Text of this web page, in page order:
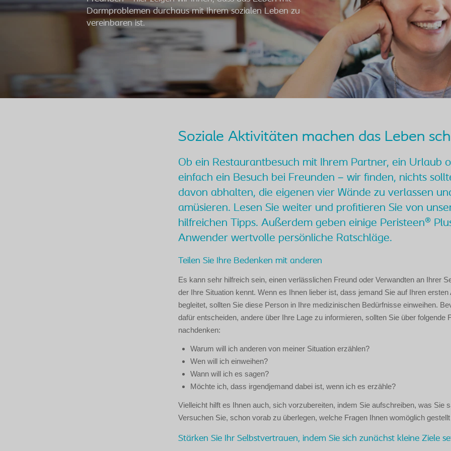
Darmproblemen durchaus mit Ihrem sozialen Leben zu
vereinbaren ist.
Soziale Aktivitäten machen das Leben
Ob ein Restaurantbesuch mit Ihrem Partner, ein Urlaub
einfach ein Besuch bei Freunden – wir finden, nichts
davon abhalten, die eigenen vier Wände zu verlassen
amüsieren. Lesen Sie weiter und profitieren Sie von
hilfreichen Tipps. Außerdem geben einige Peristeen®
Anwender wertvolle persönliche Ratschläge.
Teilen Sie Ihre Bedenken mit anderen
Es kann sehr hilfreich sein, einen verlässlichen Freund oder Verwandten an Ihrer
der Ihre Situation kennt. Wenn es Ihnen lieber ist, dass jemand Sie auf Ihren ersten
begleitet, sollten Sie diese Person in Ihre medizinischen Bedürfnisse einweihen.
dafür entscheiden, andere über Ihre Lage zu informieren, sollten Sie über folgende
nachdenken:
Warum will ich anderen von meiner Situation erzählen?
Wen will ich einweihen?
Wann will ich es sagen?
Möchte ich, dass irgendjemand dabei ist, wenn ich es erzähle?
Vielleicht hilft es Ihnen auch, sich vorzubereiten, indem Sie aufschreiben, was Sie
Versuchen Sie, schon vorab zu überlegen, welche Fragen Ihnen womöglich
Stärken Sie Ihr Selbstvertrauen, indem Sie sich zunächst kleine Ziele